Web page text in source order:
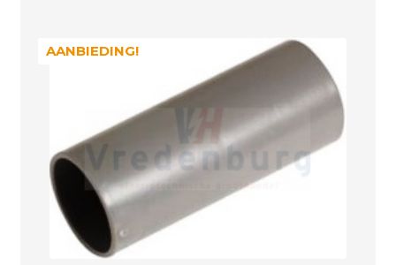
AANBIEDING!
AANBIEDING!